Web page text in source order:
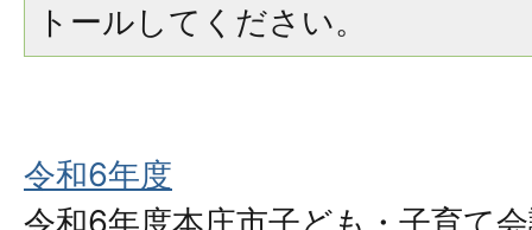
トールしてください。
令和6年度